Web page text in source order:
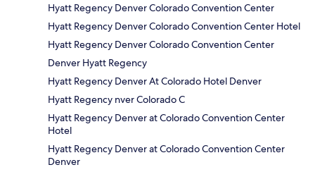
Hyatt Regency Denver Colorado Convention Center
Hyatt Regency Denver Colorado Convention Center Hotel
Hyatt Regency Denver Colorado Convention Center
Denver Hyatt Regency
Hyatt Regency Denver At Colorado Hotel Denver
Hyatt Regency nver Colorado C
Hyatt Regency Denver at Colorado Convention Center
Hotel
Hyatt Regency Denver at Colorado Convention Center
Denver